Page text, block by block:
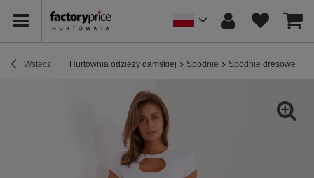
Wstecz Hurtownia odzieży damskiej Spodnie Spodnie dresowe